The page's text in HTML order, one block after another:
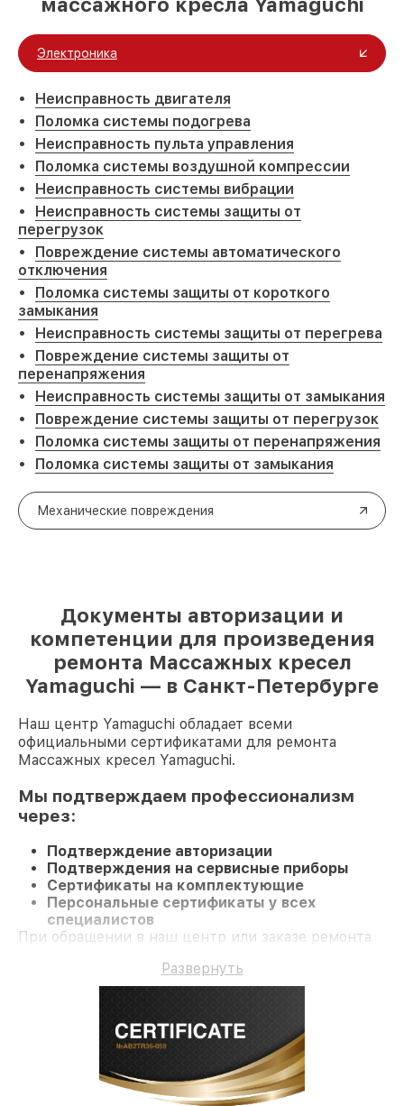
Электроника
Неисправность двигателя
Поломка системы подогрева
Неисправность пульта управления
Поломка системы воздушной компрессии
Неисправность системы вибрации
Неисправность системы защиты от
перегрузок
Повреждение системы автоматического
отключения
Поломка системы защиты от короткого
замыкания
Неисправность системы защиты от перегрева
Повреждение системы защиты от
перенапряжения
Неисправность системы защиты от замыкания
Повреждение системы защиты от перегрузок
Поломка системы защиты от перенапряжения
Поломка системы защиты от замыкания
Механические повреждения
Документы авторизации и
компетенции для произведения
ремонта Массажных кресел
Yamaguchi — в Санкт-Петербурге
Наш центр Yamaguchi обладает всеми
официальными сертификатами для ремонта
Массажных кресел Yamaguchi.
Мы подтверждаем профессионализм
через:
Подтверждение авторизации
Подтверждения на сервисные приборы
Сертификаты на комплектующие
Персональные сертификаты у всех
специалистов
При обращении в наш центр или заказе ремонта
ремонт и долгосрочную гарантию на ремонт и
Развернуть